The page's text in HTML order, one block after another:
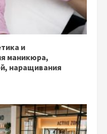
и
маникюра,
наращивания